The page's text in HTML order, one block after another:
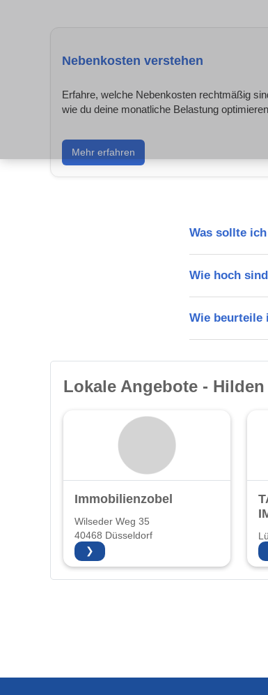
Nebenkosten verstehen
Erfahre, welche Nebenkosten rechtmäßig
wie du deine monatliche Belastung
Mehr erfahren
Was sollte
Wie hoch
Wie beurteile
Lokale Angebote - Hilden
Immobilienzobel
Wilseder Weg 35
40468 Düsseldorf
❯